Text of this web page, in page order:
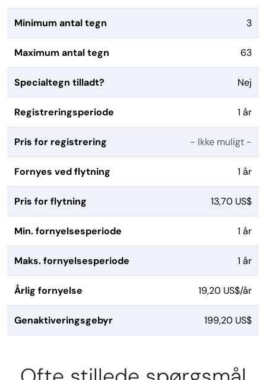
Minimum antal tegn 3
Maximum antal tegn 63
Specialtegn tilladt? Nej
Registreringsperiode 1 år
Pris for registrering - Ikke muligt -
Fornyes ved flytning 1 år
Pris for flytning 13,70 US$
Min. fornyelsesperiode 1 år
Maks. fornyelsesperiode 1 år
Årlig fornyelse 19,20 US$/år
Genaktiveringsgebyr 199,20 US$